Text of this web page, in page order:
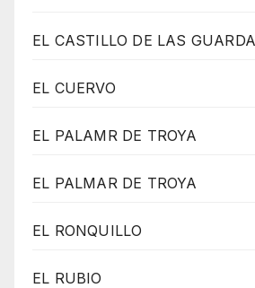
EL CASTILLO DE LAS
EL CUERVO
EL PALAMR DE TROYA
EL PALMAR DE TROYA
EL RONQUILLO
EL RUBIO